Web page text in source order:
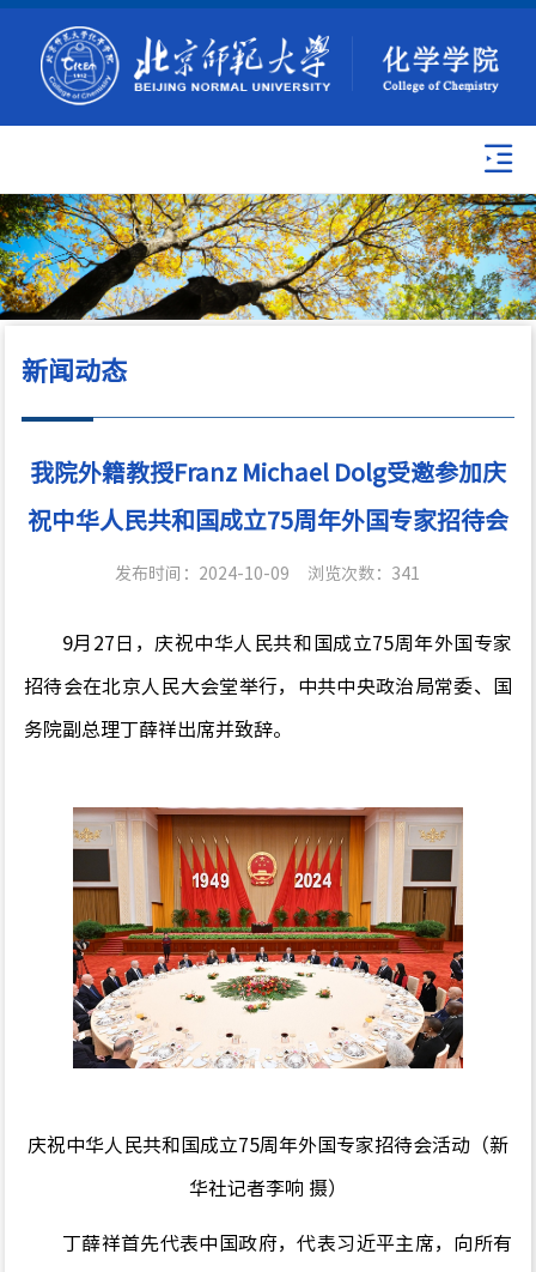
新闻动态
我院外籍教授Franz Michael Dolg受邀参加庆
祝中华人民共和国成立75周年外国专家招待会
发布时间：2024-10-09 浏览次数： 341
9月27日，庆祝中华人民共和国成立75周年外国专家
招待会在北京人民大会堂举行，中共中央政治局常委、国
务院副总理丁薛祥出席并致辞。
庆祝中华人民共和国成立75周年外国专家招待会活动（新
华社记者李响 摄）
丁薛祥首先代表中国政府，代表习近平主席，向所有